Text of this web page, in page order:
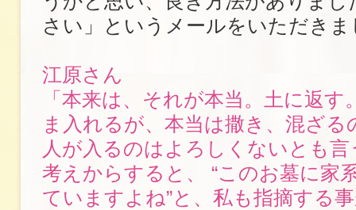
さい」というメールをいただきま
江原さん
「本来は、それが本当。土に返す
ま入れるが、本当は撒き、混ざる
人が入るのはよろしくないとも
考えからすると、 “このお墓に家
ていますよね”と、私も指摘する